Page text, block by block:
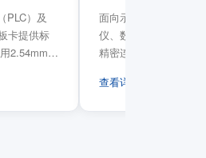
PLC）及
卡提供标
2.54mm标
面向示波器、信号发
仪、数据采集卡等电
精密连接需求，提供
查看详情 →